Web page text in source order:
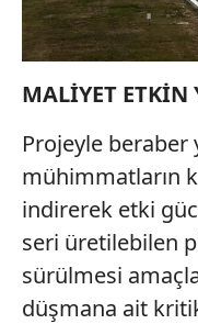
MALİYET ETKİN
Projeyle
mühimmatların
indirerek etki
seri üretilebilen
sürülmesi
düşmana ait